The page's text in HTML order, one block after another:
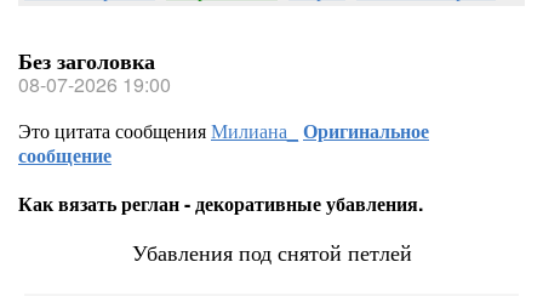
Без заголовка
08-07-2026 19:00
Это цитата сообщенияМилиана_ Оригинальное
сообщение
Как вязать реглан - декоративные убавления.
Убавления под снятой петлей